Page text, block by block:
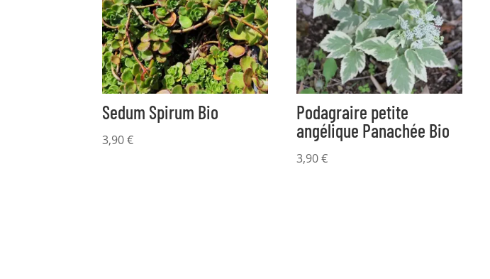
Sedum Spirum Bio
3,90€
Podagraire petite
angélique Panachée Bio
3,90€